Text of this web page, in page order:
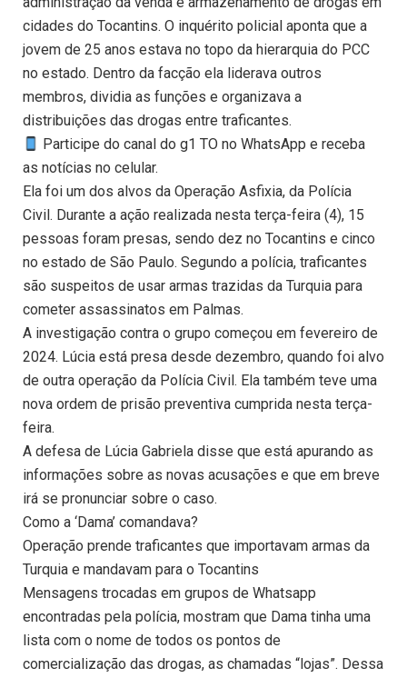
cidades do Tocantins. O inquérito policial aponta que a
jovem de 25 anos estava no topo da hierarquia do PCC
no estado. Dentro da facção ela liderava outros
membros, dividia as funções e organizava a
distribuições das drogas entre traficantes.
Participe do canal do g1 TO no WhatsApp e receba
as notícias no celular.
Ela foi um dos alvos da Operação Asfixia, da Polícia
Civil. Durante a ação realizada nesta terça-feira (4), 15
pessoas foram presas, sendo dez no Tocantins e cinco
no estado de São Paulo. Segundo a polícia, traficantes
são suspeitos de usar armas trazidas da Turquia para
cometer assassinatos em Palmas.
A investigação contra o grupo começou em fevereiro de
2024. Lúcia está presa desde dezembro, quando foi alvo
de outra operação da Polícia Civil. Ela também teve uma
nova ordem de prisão preventiva cumprida nesta terça-
feira.
A defesa de Lúcia Gabriela disse que está apurando as
informações sobre as novas acusações e que em breve
irá se pronunciar sobre o caso.
Como a ‘Dama’ comandava?
Operação prende traficantes que importavam armas da
Turquia e mandavam para o Tocantins
Mensagens trocadas em grupos de Whatsapp
encontradas pela polícia, mostram que Dama tinha uma
lista com o nome de todos os pontos de
comercialização das drogas, as chamadas “lojas”. Dessa